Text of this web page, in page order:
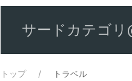
サードカテゴリ
トップ トラベル